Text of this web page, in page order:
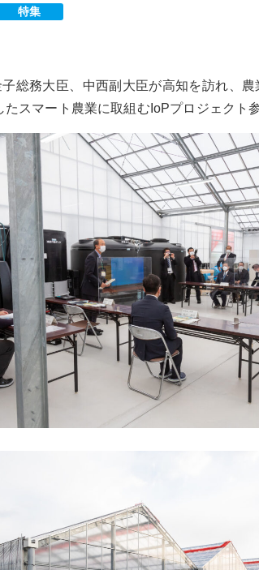
特集
総務大臣、中西副大臣が高知を訪れ、
たスマート農業に取組むIoPプロジェクト